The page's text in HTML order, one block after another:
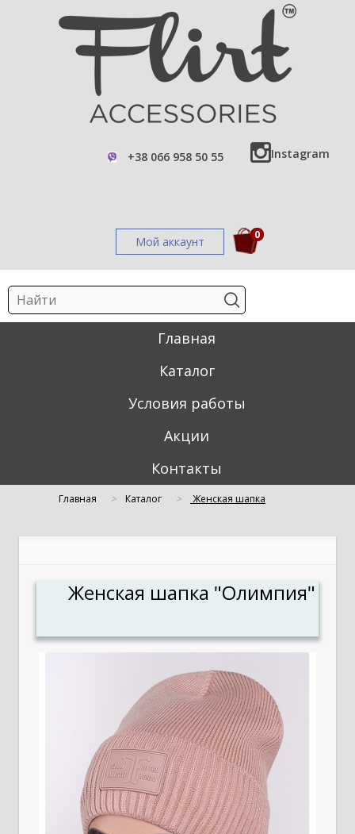
Мой аккаунт
+38 066 958 50 55 Instagram
0
Главная
Каталог
Условия работы
Акции
Контакты
Главная Каталог Женская шапка
Женская шапка "Олимпия"